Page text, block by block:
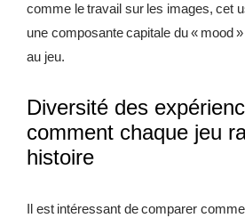
comme le travail sur les images, cet
une composante capitale du « mood
au jeu.
Diversité des
comment chaque jeu
histoire
Il est intéressant de comparer